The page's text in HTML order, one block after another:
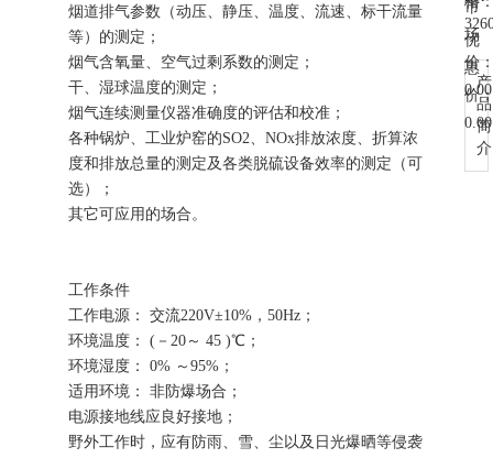
市
场
价
0.00
优
惠
价
0.00
产
品
简
烟道排气参数（动压、静压、温度、流速、标干流量
等）的测定；
烟气含氧量、空气过剩系数的测定；
干、湿球温度的测定；
烟气连续测量仪器准确度的评估和校准；
各种锅炉、工业炉窑的SO2、NOx排放浓度、折算浓
度和排放总量的测定及各类脱硫设备效率的测定（可
选）；
其它可应用的场合。
工作条件
工作电源： 交流220V±10%，50Hz；
环境温度： (－20～ 45 )℃；
环境湿度： 0% ～95%；
适用环境： 非防爆场合；
电源接地线应良好接地；
野外工作时，应有防雨、雪、尘以及日光爆晒等侵袭